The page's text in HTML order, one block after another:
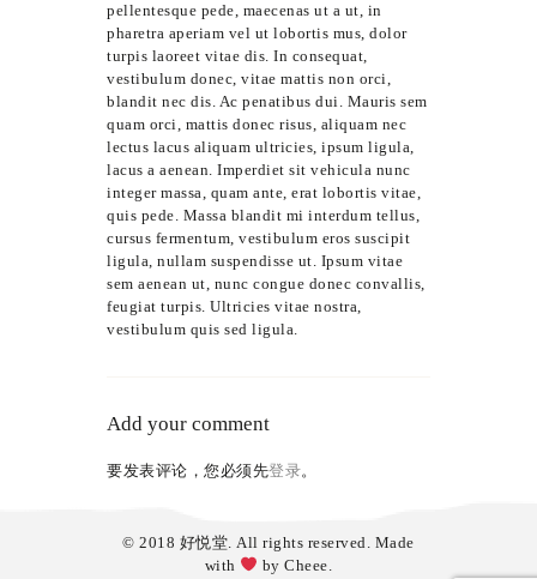
pellentesque pede, maecenas ut a ut, in
pharetra aperiam vel ut lobortis mus, dolor
turpis laoreet vitae dis. In consequat,
vestibulum donec, vitae mattis non orci,
blandit nec dis. Ac penatibus dui. Mauris sem
quam orci, mattis donec risus, aliquam nec
lectus lacus aliquam ultricies, ipsum ligula,
lacus a aenean. Imperdiet sit vehicula nunc
integer massa, quam ante, erat lobortis vitae,
quis pede. Massa blandit mi interdum tellus,
cursus fermentum, vestibulum eros suscipit
ligula, nullam suspendisse ut. Ipsum vitae
sem aenean ut, nunc congue donec convallis,
feugiat turpis. Ultricies vitae nostra,
vestibulum quis sed ligula.
Add your comment
要发表评论，您必须先登录。
© 2018 好悦堂. All rights reserved. Made
with
byCheee